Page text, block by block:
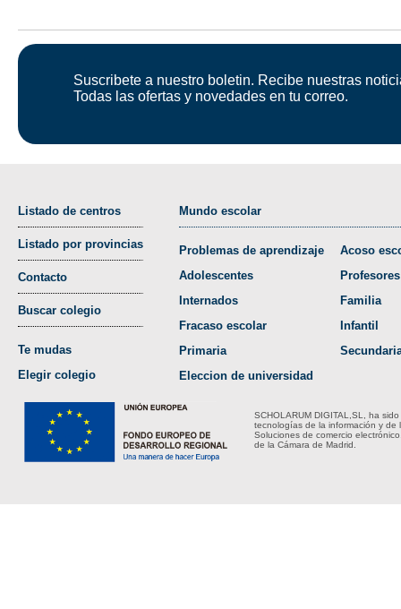
Suscribete a nuestro boletin. Recibe nuestras
Todas las ofertas y novedades en tu correo.
Listado de centros
Listado por provincias
Contacto
Buscar colegio
Te mudas
Elegir colegio
Mundo escolar
Problemas de aprendizaje
Adolescentes
Internados
Fracaso escolar
Primaria
Eleccion de universidad
Acoso
Profesores
Familia
Infantil
SCHOLARUM DIGITAL,SL, ha
tecnologías de la información y de
Soluciones de comercio
de la Cámara de Madrid.